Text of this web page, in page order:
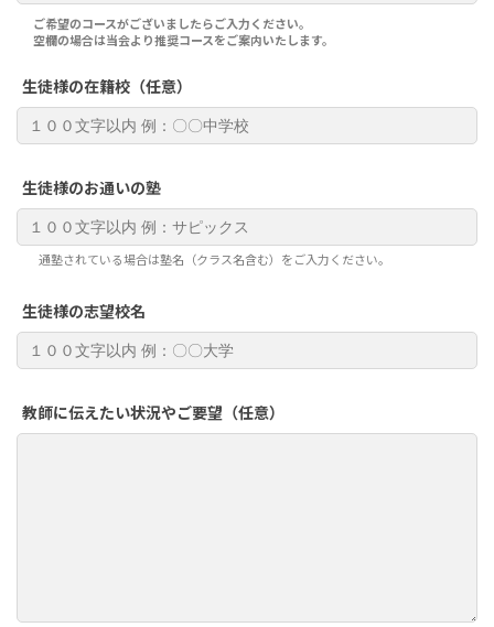
ご希望のコースがございましたらご入力ください。
空欄の場合は当会より推奨コースをご案内いたします。
生徒様の在籍校（任意）
生徒様のお通いの塾
通塾されている場合は塾名（クラス名含む）をご入力ください。
生徒様の志望校名
教師に伝えたい状況やご要望（任意）